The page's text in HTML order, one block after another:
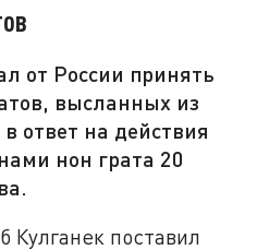
от России принять
высланных из
ответ на действия
нон грата 20
поставил